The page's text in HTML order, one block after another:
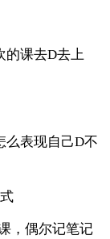
的课去D去上
么表现自己D不
，偶尔记笔记